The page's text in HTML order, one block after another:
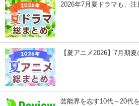
2026年7月夏ドラマも、注
【夏アニメ2026】7月期
芸能界を志す10代～20代